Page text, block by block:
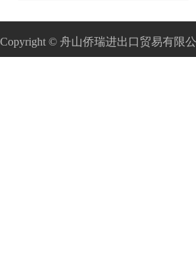
Copyright © 舟山侨瑞进出口贸易有限